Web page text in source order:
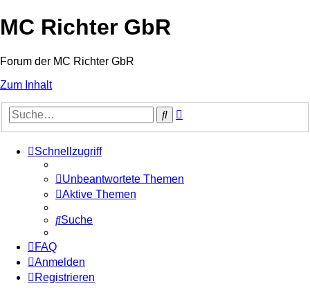
MC Richter GbR
Forum der MC Richter GbR
Zum Inhalt
Suche
Schnellzugriff
Unbeantwortete Themen
Aktive Themen
Suche
FAQ
Anmelden
Registrieren